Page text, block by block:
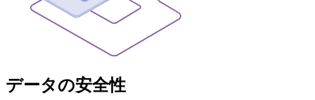
データの安全性